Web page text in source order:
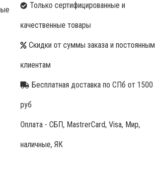
Только сертифицированные и
качественные товары
Скидки от суммы заказа и постоянным
клиентам
Бесплатная доставка по СПб от 1500
руб
Оплата - СБП, MastrerCard, Visa, Мир,
наличные, ЯК